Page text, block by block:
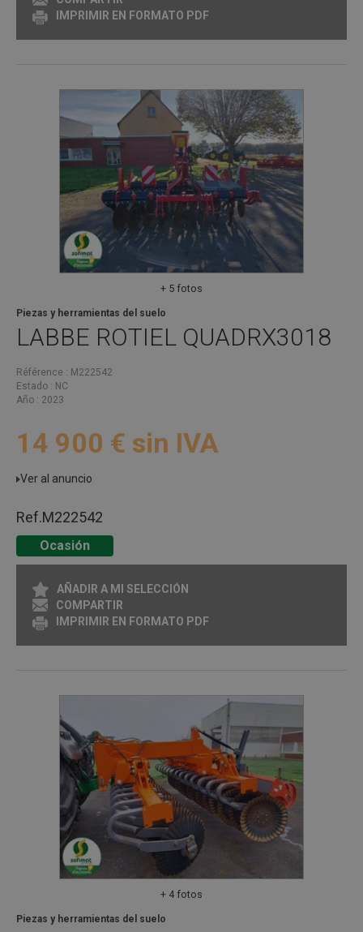
IMPRIMIR EN FORMATO PDF
+ 5 fotos
LABBE ROTIEL QUADRX3018
Piezas y herramientas del suelo
Référence
M222542
Estado
NC
Año
2023
14 900 € sin IVA
Ver al anuncio
Ref.M222542
Ocasión
AÑADIR A MI SELECCIÓN
COMPARTIR
IMPRIMIR EN FORMATO PDF
+ 4 fotos
Piezas y herramientas del suelo